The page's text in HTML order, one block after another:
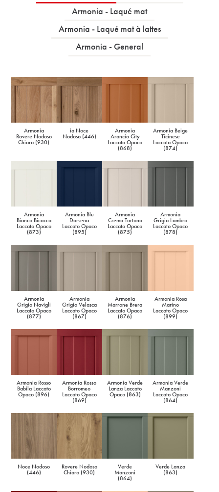
Armonia - Laqué mat
Armonia - Laqué mat à lattes
Armonia - General
Armonia
Rovere Nodoso
Chiaro (930)
ia Noce
Nodoso (446)
Armonia
Arancio City
Laccato Opaco
(868)
Armonia Beige
Ticinese
Laccato Opaco
(874)
Armonia
Bianco Bicocca
Laccato Opaco
(873)
Armonia Blu
Darsena
Laccato Opaco
(895)
Armonia
Crema Tortona
Laccato Opaco
(875)
Armonia
Grigio Lambro
Laccato Opaco
(878)
Armonia
Grigio Navigli
Laccato Opaco
(877)
Armonia
Grigio Velasca
Laccato Opaco
(867)
Armonia
Marrone Brera
Laccato Opaco
(876)
Armonia Rosa
Marino
Laccato Opaco
(899)
Armonia Rosso
Babila Laccato
Opaco (896)
Armonia Rosso
Borromeo
Laccato Opaco
(869)
Armonia Verde
Lanza Laccato
Opaco (863)
Armonia Verde
Manzoni
Laccato Opaco
(864)
Noce Nodoso
(446)
Rovere Nodoso
Chiaro (930)
Verde
Manzoni
(864)
Verde Lanza
(863)